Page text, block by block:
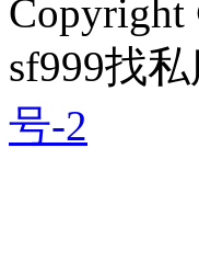
Copyright
sf999找
号-2